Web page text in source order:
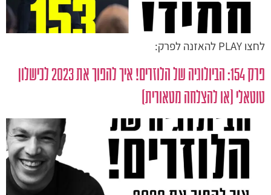
לחצו PLAY להאזנה לפרק:
פרק 154: הביולוגיה של הלוזרים! איך להפוך את 2023 לכישלון
טוטאלי (או להצלחה מטאורית)